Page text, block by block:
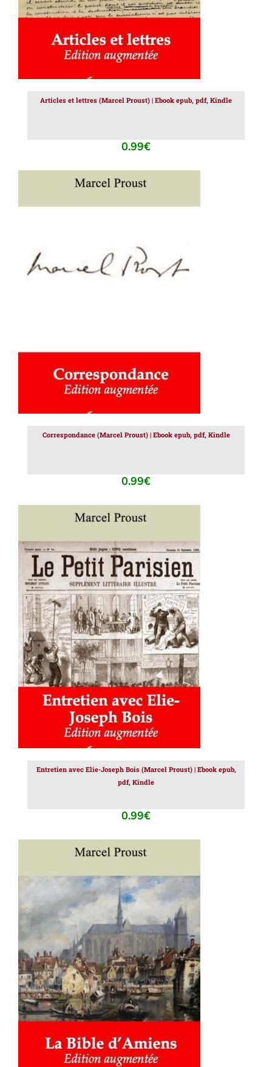
Articles et lettres (Marcel Proust) | Ebook epub, pdf, Kindle
0.99€
Correspondance (Marcel Proust) | Ebook epub, pdf, Kindle
0.99€
AJOUTER AU PANIER / DÉTAILS
Entretien avec Elie-Joseph Bois (Marcel Proust) | Ebook epub,
pdf, Kindle
0.99€
AJOUTER AU PANIER / DÉTAILS